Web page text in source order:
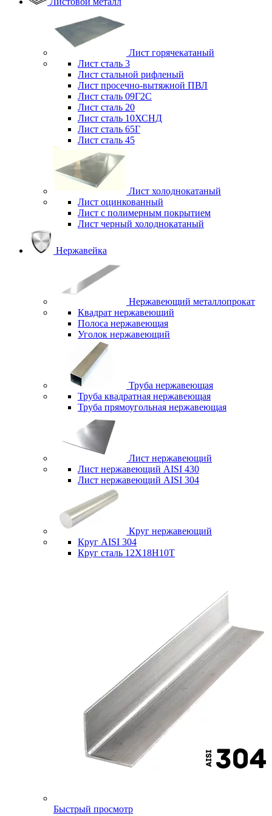
Лист горячекатаный
Лист сталь 3
Лист стальной рифленый
Лист просечно-вытяжной ПВЛ
Лист сталь 09Г2С
Лист сталь 20
Лист сталь 10ХСНД
Лист сталь 65Г
Лист сталь 45
Лист холоднокатаный
Лист оцинкованный
Лист с полимерным покрытием
Лист черный холоднокатаный
Нержавейка
Нержавеющий металлопрокат
Квадрат нержавеющий
Полоса нержавеющая
Уголок нержавеющий
Труба нержавеющая
Труба квадратная нержавеющая
Труба прямоугольная нержавеющая
Лист нержавеющий
Лист нержавеющий AISI 430
Лист нержавеющий AISI 304
Круг нержавеющий
Круг AISI 304
Круг сталь 12Х18Н10Т
Быстрый просмотр